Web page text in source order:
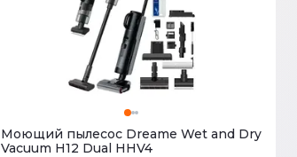
Моющий пылесос Dreame Wet and Dry
Vacuum H12 Dual HHV4